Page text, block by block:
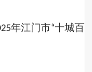
年江门市“十城百